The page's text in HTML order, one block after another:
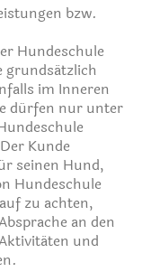
bzw.
Hundeschule
grundsätzlich
im Inneren
dürfen nur unter
Kunde
seinen Hund,
Hundeschule
zu achten,
an den
und